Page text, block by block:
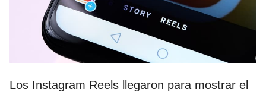
Los Instagram Reels llegaron para mostrar el